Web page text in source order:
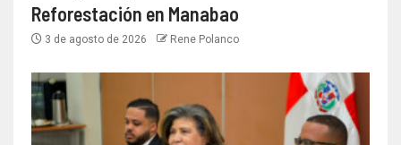
Reforestación en Manabao
3 de agosto de 2026 Rene Polanco